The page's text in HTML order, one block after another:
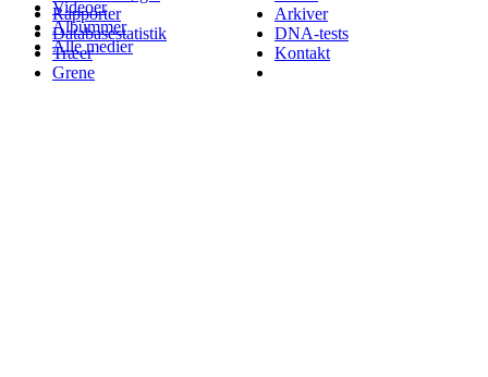
Videoer
Albummer
Alle medier
Rapporter
Databasestatistik
Træer
Grene
Arkiver
DNA-tests
Kontakt